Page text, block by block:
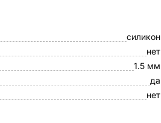
силикон
нет
1.5 мм
да
нет